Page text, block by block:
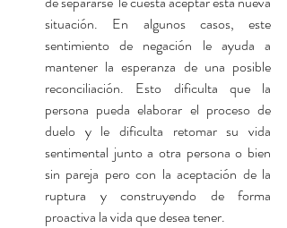
situación. En algunos casos, este
sentimiento de negación le ayuda a
mantener la esperanza de una posible
reconciliación. Esto dificulta que la
persona pueda elaborar el proceso de
duelo y le dificulta retomar su vida
sentimental junto a otra persona o bien
sin pareja pero con la aceptación de la
ruptura y construyendo de forma
proactiva la vida que desea tener.